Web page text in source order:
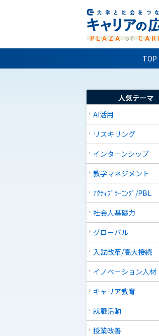
TOP
人気テーマ
AI活用
リスキリング
インターンシップ
教学マネジメント
ｱｸﾃｨﾌﾞﾗｰﾆﾝｸﾞ/PBL
社会人基礎力
グローバル
入試改革/高大接続
イノベーション人材
キャリア教育
就職活動
授業改善